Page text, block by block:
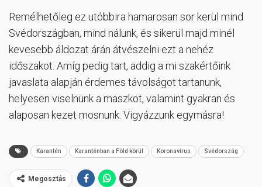
Remélhetőleg ez utóbbira hamarosan sor kerül mind
Svédországban, mind nálunk, és sikerül majd minél
kevesebb áldozat árán átvészelni ezt a nehéz
időszakot. Amíg pedig tart, addig a mi szakértőink
javaslata alapján érdemes távolságot tartanunk,
helyesen viselnünk a maszkot, valamint gyakran és
alaposan kezet mosnunk. Vigyázzunk egymásra!
Karantén Karanténban a Föld körül Koronavírus Svédország
Megosztás